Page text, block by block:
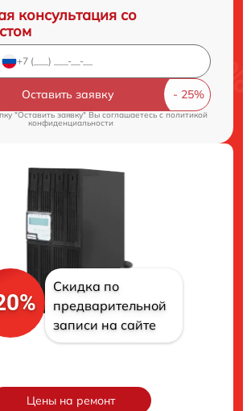
консультация со
Оставить заявку
"Оставить заявку" Вы соглашаетесь cполитикой
конфиденциальности
Скидка по
предварительной
записи на сайте
Цены на ремонт